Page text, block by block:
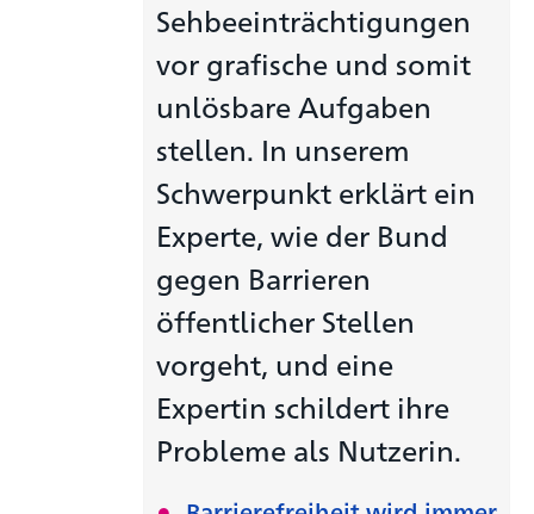
Sehbeeinträchtigungen
vor grafische und somit
unlösbare Aufgaben
stellen. In unserem
Schwerpunkt erklärt ein
Experte, wie der Bund
gegen Barrieren
öffentlicher Stellen
vorgeht, und eine
Expertin schildert ihre
Probleme als Nutzerin.